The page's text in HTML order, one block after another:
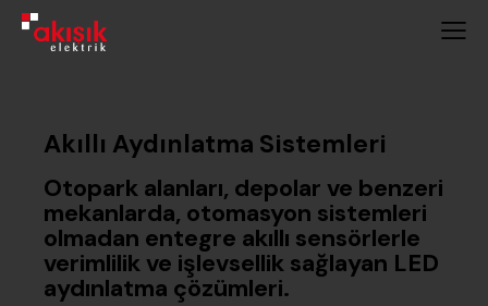
Akıllı Aydınlatma Sistemleri
Otopark alanları, depolar ve benzeri
mekanlarda, otomasyon sistemleri
olmadan entegre akıllı sensörlerle
verimlilik ve işlevsellik sağlayan LED
aydınlatma çözümleri.